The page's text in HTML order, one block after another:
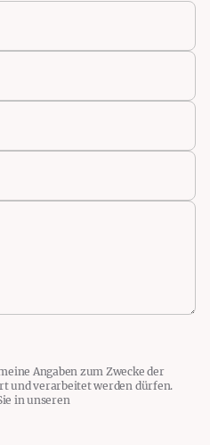
Angaben zum Zwecke der
und verarbeitet werden dürfen.
in unseren